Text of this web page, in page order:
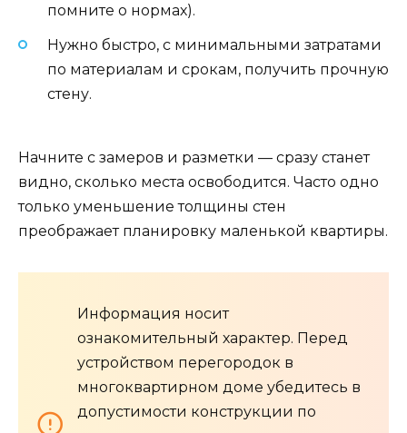
помните о нормах).
Нужно быстро, с минимальными затратами
по материалам и срокам, получить прочную
стену.
Начните с замеров и разметки — сразу станет
видно, сколько места освободится. Часто одно
только уменьшение толщины стен
преображает планировку маленькой квартиры.
Информация носит
ознакомительный характер. Перед
устройством перегородок в
многоквартирном доме убедитесь в
допустимости конструкции по